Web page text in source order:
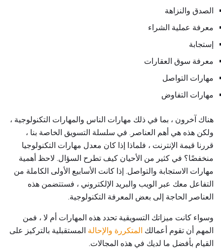
الصدق والنزاهة
معرفة عملية الشراء
إستجابة
معرفة سوق العقارات
مهارات التواصل
مهارات التفاوض
هناك آخرون ، بما في ذلك مهارات الناس والمهارات التكنولوجية ،
ولكن هذه هي أهم العناصر. في سلسلة التسويق الخاصة بنا ،
قررنا قيمة الإنترنت ، فلماذا إذا كان معدل مهارات التكنولوجيا
منخفضًا؟ في كثير من الأحيان كيف تطرح السؤال. لاحظ أهمية
مهارات الاستجابة والتواصل. إذا كانت الأسابيع الأولى الكاملة من
التفاعل معك عبر الويب والبريد الإلكتروني ، فستتضمن هذه
العناصر الحاجة إلى بعض المعرفة التكنولوجية.
وسواء كانت ميزاتك التسويقية تحدد هذه المهارات أم لا ، فمن
المهم أن تقوم أعمالك المتكررة والإحالة المستقبلية بالتركيز على
القيام بأفضل ما لديك في هذه المجالات.